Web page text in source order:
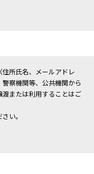
所氏名、メールアドレ
察機関等、公共機関から
または利用することはご
い。